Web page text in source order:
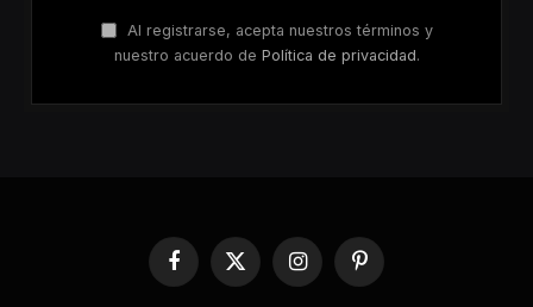
Al registrarse, acepta nuestros términos y
nuestro acuerdo de Política de privacidad.
Facebook
X
(Twitter)
InstagramPinterest